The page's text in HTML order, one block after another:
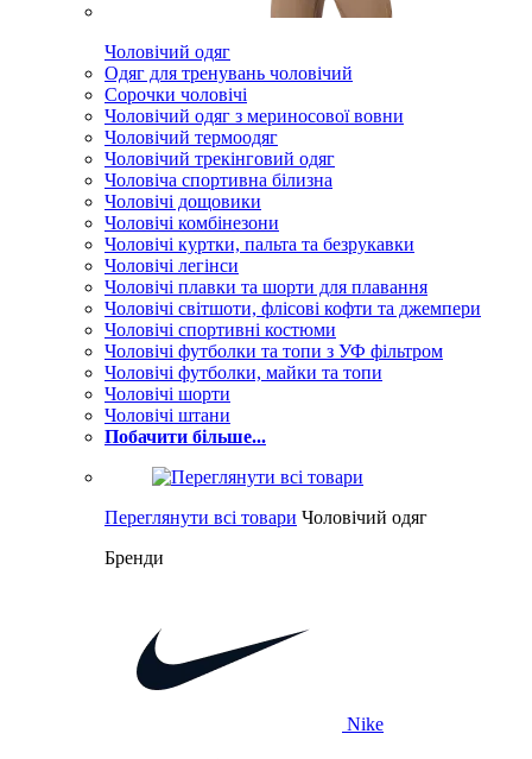
Чоловічий одяг
Одяг для тренувань чоловічий
Сорочки чоловічі
Чоловічий одяг з мериносової вовни
Чоловічий термоодяг
Чоловічий трекінговий одяг
Чоловіча спортивна білизна
Чоловічі дощовики
Чоловічі комбінезони
Чоловічі куртки, пальта та безрукавки
Чоловічі легінси
Чоловічі плавки та шорти для плавання
Чоловічі світшоти, флісові кофти та джемпери
Чоловічі спортивні костюми
Чоловічі футболки та топи з УФ фільтром
Чоловічі футболки, майки та топи
Чоловічі шорти
Чоловічі штани
Побачити більше...
Переглянути всі товари Чоловічий одяг
Бренди
Nike